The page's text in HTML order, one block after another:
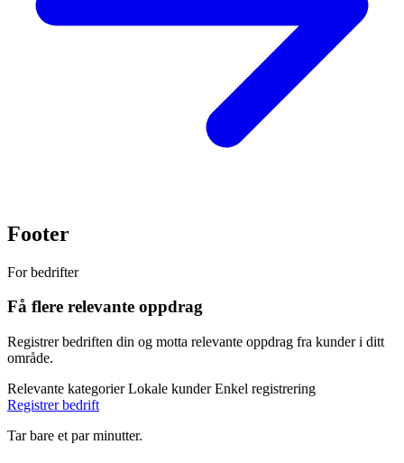
Footer
For bedrifter
Få flere relevante oppdrag
Registrer bedriften din og motta relevante oppdrag fra kunder i ditt
område.
Relevante kategorierLokale kunderEnkel registrering
Registrer bedrift
Tar bare et par minutter.